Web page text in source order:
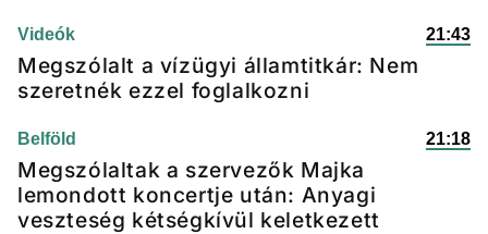
Videók 21:43
Megszólalt a vízügyi államtitkár: Nem
szeretnék ezzel foglalkozni
Belföld 21:18
Megszólaltak a szervezők Majka
lemondott koncertje után: Anyagi
veszteség kétségkívül keletkezett